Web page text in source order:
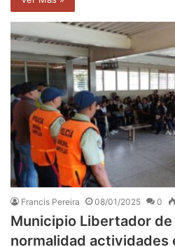
Francis Pereira 08/01/2025 0
Municipio Libertador
normalidad actividades